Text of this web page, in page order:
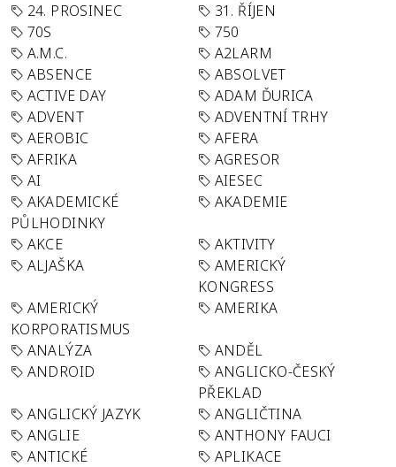
24. PROSINEC
31. ŘÍJEN
70S
750
A.M.C.
A2LARM
ABSENCE
ABSOLVET
ACTIVE DAY
ADAM ĎURICA
ADVENT
ADVENTNÍ TRHY
AEROBIC
AFERA
AFRIKA
AGRESOR
AI
AIESEC
AKADEMICKÉ
PŮLHODINKY
AKADEMIE
AKCE
AKTIVITY
ALJAŠKA
AMERICKÝ
KONGRESS
AMERICKÝ
KORPORATISMUS
AMERIKA
ANALÝZA
ANDĚL
ANDROID
ANGLICKO-ČESKÝ
PŘEKLAD
ANGLICKÝ JAZYK
ANGLIČTINA
ANGLIE
ANTHONY FAUCI
ANTICKÉ
APLIKACE